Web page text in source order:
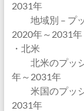
2031年
地域別 – プッ
2020年～2031年
・北米
北米のプッシ
年～2031年
米国のプッシ
2031年